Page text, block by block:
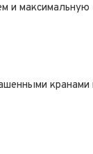
и максимальную